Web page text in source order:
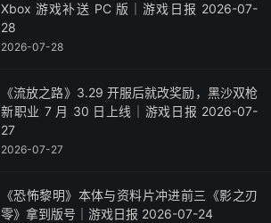
Xbox 游戏补送 PC 版｜游戏日报 2026-07-
28
2026-07-28
《流放之路》3.29 开服后就改奖励，黑沙双枪
新职业 7 月 30 日上线｜游戏日报 2026-07-
27
2026-07-27
《恐怖黎明》本体与资料片冲进前三《影之刃
零》拿到版号｜游戏日报 2026-07-24